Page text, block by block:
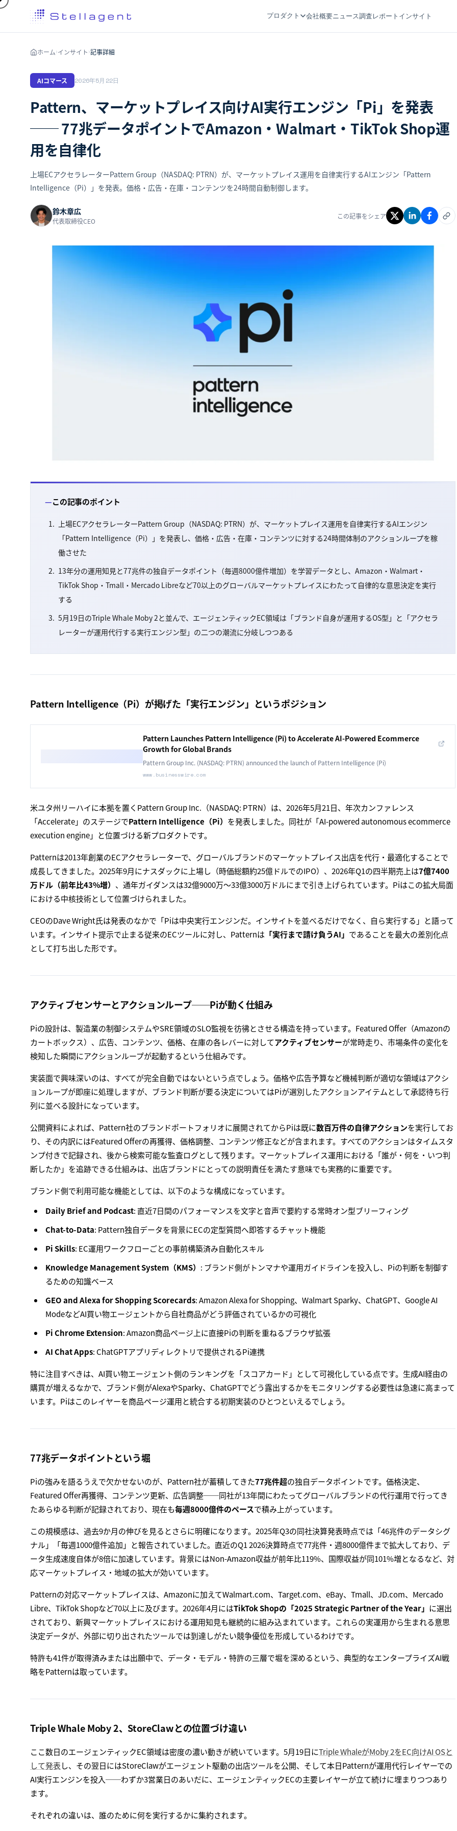
プロダクト 会社概要ニュース調査レポート インサイト
ホーム›インサイト ›記事詳細
AIコマース 2026年5月22日
Pattern、マーケットプレイス向けAI実行エンジン「Pi」を発表
── 77兆データポイントでAmazon・Walmart・TikTok Shop運
用を自律化
上場ECアクセラレーターPattern Group（NASDAQ: PTRN）が、マーケットプレイス運用を自律実行するAIエンジン「Pattern
Intelligence（Pi）」を発表。価格・広告・在庫・コンテンツを24時間自動制御します。
鈴木章広
代表取締役CEO
この記事をシェア
この記事のポイント
上場ECアクセラレーターPattern Group（NASDAQ: PTRN）が、マーケットプレイス運用を自律実行するAIエンジン
「Pattern Intelligence（Pi）」を発表し、価格・広告・在庫・コンテンツに対する24時間体制のアクションループを稼
働させた
13年分の運用知見と77兆件の独自データポイント（毎週8000億件増加）を学習データとし、Amazon・Walmart・
TikTok Shop・Tmall・Mercado Libreなど70以上のグローバルマーケットプレイスにわたって自律的な意思決定を実行
する
5月19日のTriple Whale Moby 2と並んで、エージェンティックEC領域は「ブランド自身が運用するOS型」と「アクセラ
レーターが運用代行する実行エンジン型」の二つの潮流に分岐しつつある
Pattern Intelligence（Pi）が掲げた「実行エンジン」というポジション
Pattern Launches Pattern Intelligence (Pi) to Accelerate AI-Powered Ecommerce
Growth for Global Brands
Pattern Group Inc. (NASDAQ: PTRN) announced the launch of Pattern Intelligence (Pi)
www.businesswire.com
米ユタ州リーハイに本拠を置くPattern Group Inc.（NASDAQ: PTRN）は、2026年5月21日、年次カンファレンス
「Accelerate」のステージでPattern Intelligence（Pi） を発表しました。同社が「AI-powered autonomous ecommerce
execution engine」と位置づける新プロダクトです。
Patternは2013年創業のECアクセラレーターで、グローバルブランドのマーケットプレイス出店を代行・最適化することで
成長してきました。2025年9月にナスダックに上場し（時価総額約25億ドルでのIPO）、2026年Q1の四半期売上は7億7400
万ドル（前年比43%増） 、通年ガイダンスは32億9000万〜33億3000万ドルにまで引き上げられています。Piはこの拡大局面
における中核技術として位置づけられました。
CEOのDave Wright氏は発表のなかで「Piは中央実行エンジンだ。インサイトを並べるだけでなく、自ら実行する」と語って
います。インサイト提示で止まる従来のECツールに対し、Patternは 「実行まで請け負うAI」 であることを最大の差別化点
として打ち出した形です。
アクティブセンサーとアクションループ──Piが動く仕組み
Piの設計は、製造業の制御システムやSRE領域のSLO監視を彷彿とさせる構造を持っています。Featured Offer（Amazonの
カートボックス）、広告、コンテンツ、価格、在庫の各レバーに対してアクティブセンサーが常時走り、市場条件の変化を
検知した瞬間にアクションループが起動するという仕組みです。
実装面で興味深いのは、すべてが完全自動ではないという点でしょう。価格や広告予算など機械判断が適切な領域はアクシ
ョンループが即座に処理しますが、ブランド判断が要る決定についてはPiが選別したアクションアイテムとして承認待ち行
列に並べる設計になっています。
公開資料によれば、Pattern社のブランドポートフォリオに展開されてからPiは既に数百万件の自律アクションを実行してお
り、その内訳にはFeatured Offerの再獲得、価格調整、コンテンツ修正などが含まれます。すべてのアクションはタイムスタ
ンプ付きで記録され、後から検索可能な監査ログとして残ります。マーケットプレイス運用における「誰が・何を・いつ判
断したか」を追跡できる仕組みは、出店ブランドにとっての説明責任を満たす意味でも実務的に重要です。
ブランド側で利用可能な機能としては、以下のような構成になっています。
Daily Brief and Podcast: 直近7日間のパフォーマンスを文字と音声で要約する常時オン型ブリーフィング
Chat-to-Data: Pattern独自データを背景にECの定型質問へ即答するチャット機能
Pi Skills: EC運用ワークフローごとの事前構築済み自動化スキル
Knowledge Management System（KMS） : ブランド側がトンマナや運用ガイドラインを投入し、Piの判断を制御す
るための知識ベース
GEO and Alexa for Shopping Scorecards: Amazon Alexa for Shopping、Walmart Sparky、ChatGPT、Google AI
ModeなどAI買い物エージェントから自社商品がどう評価されているかの可視化
Pi Chrome Extension: Amazon商品ページ上に直接Piの判断を重ねるブラウザ拡張
AI Chat Apps: ChatGPTアプリディレクトリで提供されるPi連携
特に注目すべきは、AI買い物エージェント側のランキングを「スコアカード」として可視化している点です。生成AI経由の
購買が増えるなかで、ブランド側がAlexaやSparky、ChatGPTでどう露出するかをモニタリングする必要性は急速に高まって
います。Piはこのレイヤーを商品ページ運用と統合する初期実装のひとつといえるでしょう。
77兆データポイントという堀
Piの強みを語るうえで欠かせないのが、Pattern社が蓄積してきた77兆件超の独自データポイントです。価格決定、
Featured Offer再獲得、コンテンツ更新、広告調整──同社が13年間にわたってグローバルブランドの代行運用で行ってき
たあらゆる判断が記録されており、現在も毎週8000億件のペースで積み上がっています。
この規模感は、過去9か月の伸びを見るとさらに明確になります。2025年Q3の同社決算発表時点では「46兆件のデータシグ
ナル」「毎週1000億件追加」と報告されていました。直近のQ1 2026決算時点で77兆件・週8000億件まで拡大しており、デ
ータ生成速度自体が8倍に加速しています。背景にはNon-Amazon収益が前年比119%、国際収益が同101%増となるなど、対
応マーケットプレイス・地域の拡大が効いています。
Patternの対応マーケットプレイスは、Amazonに加えてWalmart.com、Target.com、eBay、Tmall、JD.com、Mercado
Libre、TikTok Shopなど70以上に及びます。2026年4月にはTikTok Shopの「2025 Strategic Partner of the Year」 に選出
されており、新興マーケットプレイスにおける運用知見も継続的に組み込まれています。これらの実運用から生まれる意思
決定データが、外部に切り出されたツールでは到達しがたい競争優位を形成しているわけです。
特許も41件が取得済みまたは出願中で、データ・モデル・特許の三層で堀を深めるという、典型的なエンタープライズAI戦
略をPatternは取っています。
Triple Whale Moby 2、StoreClawとの位置づけ違い
ここ数日のエージェンティックEC領域は密度の濃い動きが続いています。5月19日にTriple WhaleがMoby 2をEC向けAI OSと
して発表し、その翌日にはStoreClawがエージェント駆動の出店ツールを公開、そして本日Patternが運用代行レイヤーでの
AI実行エンジンを投入──わずか3営業日のあいだに、エージェンティックECの主要レイヤーが立て続けに埋まりつつあり
ます。
それぞれの違いは、誰のために何を実行するかに集約されます。